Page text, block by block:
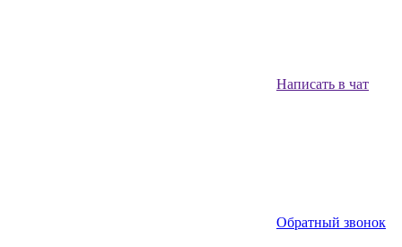
Написать в чат
Обратный звонок